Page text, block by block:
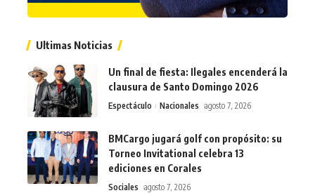
Ultimas Noticias
Un final de fiesta: Ilegales encenderá la
clausura de Santo Domingo 2026
Espectáculo Nacionales agosto 7, 2026
BMCargo jugará golf con propósito: su
Torneo Invitational celebra 13
ediciones en Corales
Sociales agosto 7, 2026